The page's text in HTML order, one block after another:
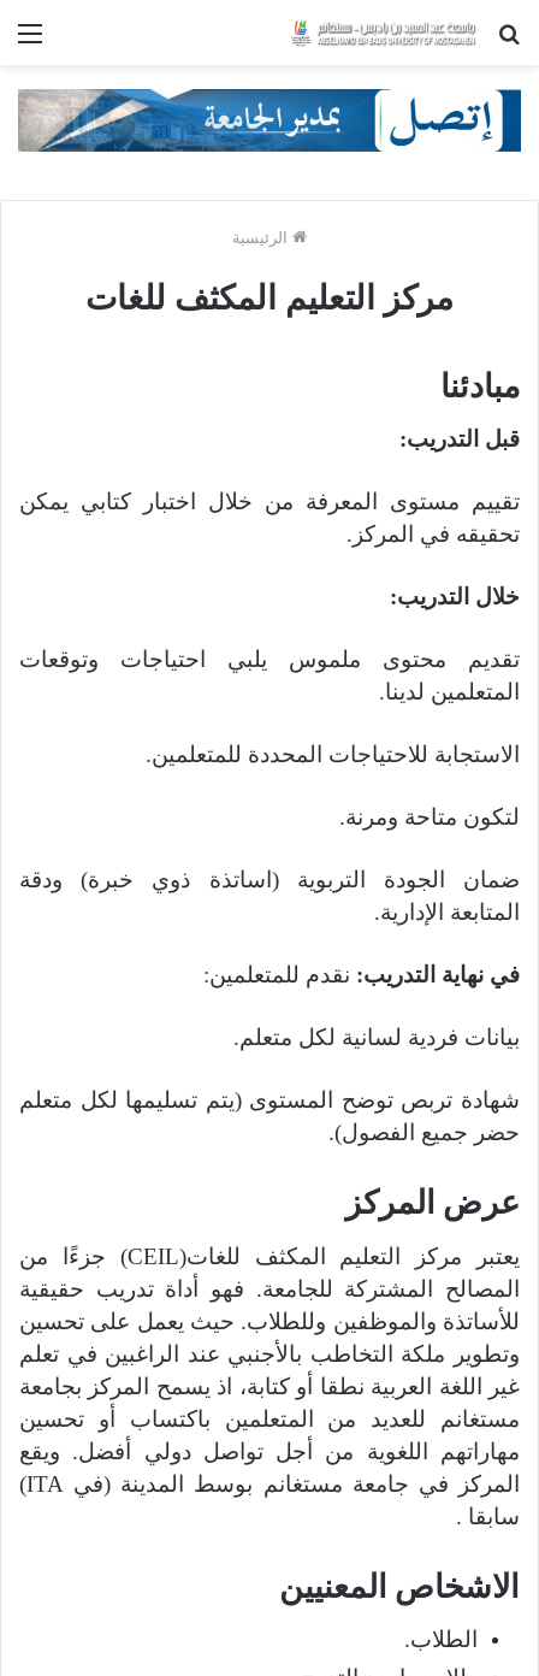
بحث
الرئيسية
مركز التعليم المكثف للغات
مبادئنا
قبل التدريب:
تقييم مستوى المعرفة من خلال اختبار كتابي يمكن
تحقيقه في المركز .
خلال التدريب:
تقديم محتوى ملموس يلبي احتياجات وتوقعات
المتعلمين لدينا.
الاستجابة للاحتياجات المحددة للمتعلمين.
لتكون متاحة ومرنة.
ضمان الجودة التربوية( اساتذة ذوي خبرة) ودقة
المتابعة الإدارية.
في نهاية التدريب: نقدم للمتعلمين:
بيانات فردية لسانية لكل متعلم.
شهادة تربص توضح المستوى(يتم تسليمها لكل متعلم
حضر جميع الفصول).
عرض المركز
يعتبر مركز التعليم المكثف للغات(CEIL)
جزءًا من
المصالح المشتركة للجامعة. فهو أداة تدريب حقيقية
للأساتذة والموظفين وللطلاب. حيث يعمل على تحسين
وتطوير ملكة التخاطب بالأجنبي عند الراغبين في تعلم
غير اللغة العربية نطقا أو كتابة، اذ يسمح المركز بجامعة
مستغانم للعديد من المتعلمين باكتساب أو تحسين
مهاراتهم اللغوية من أجل تواصل دولي أفضل. ويقع
المركز في جامعة مستغانم بوسط المدينة (في ITA)
سابقا .
الاشخاص المعنيين
الطلاب.